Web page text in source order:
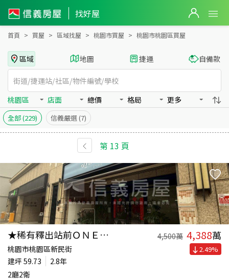
找好屋
桃園市桃園區買房：店面房屋物件出售、房價分析
首頁 買屋 區域找屋 桃園市買屋 桃園市桃園區買屋
區域 地圖 捷運 自備款
桃園區 店面 總價 格局 更多
全部(229) 信義嚴選 (7)
第 13 頁
★稀有釋出站前ＯＮＥ店面 4,500萬 4,388萬
桃園市桃園區新民街
建坪 59.73
2.8年
2廳2衛
2.49%